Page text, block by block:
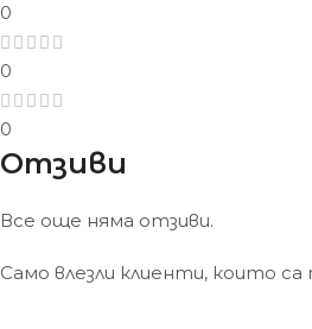
0
0
0
Отзиви
Все още няма отзиви.
Само влезли клиенти, които